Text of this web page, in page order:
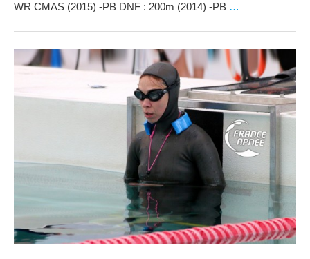
WR CMAS (2015) -PB DNF : 200m (2014) -PB …